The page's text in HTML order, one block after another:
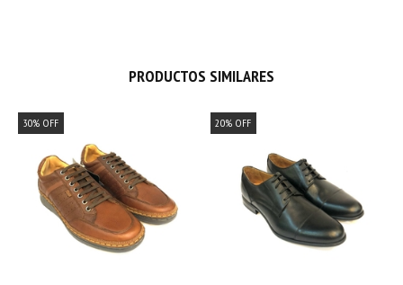
PRODUCTOS SIMILARES
30% OFF 20% OFF